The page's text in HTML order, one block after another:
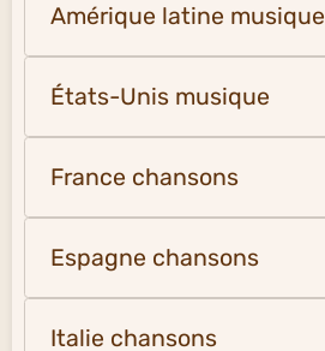
Amérique latine musique
États-Unis musique
France chansons
Espagne chansons
Italie chansons